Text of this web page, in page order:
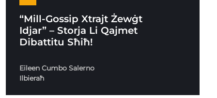
“Mill-Gossip Xtrajt Żewġt
Idjar” – Storja Li Qajmet
Dibattitu Sħiħ!
Eileen Cumbo Salerno
Ilbieraħ